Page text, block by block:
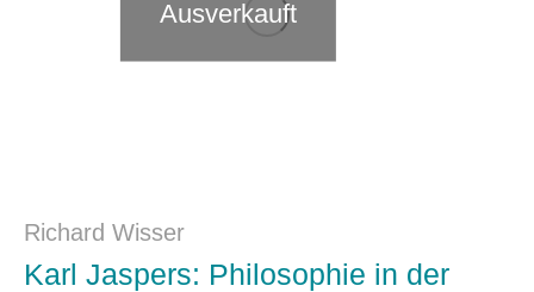
Ausverkauft
Richard Wisser
Karl Jaspers: Philosophie in der